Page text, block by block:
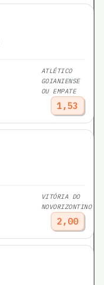
ATLÉTICO
GOIANIENSE
OU EMPATE
1,53
VITÓRIA DO
NOVORIZONTINO
2,00